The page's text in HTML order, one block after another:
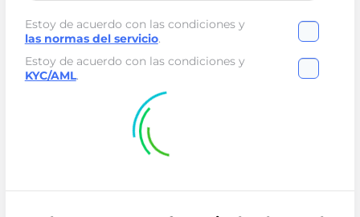
Estoy de acuerdo con las condiciones y
las normas del servicio.
Estoy de acuerdo con las condiciones y
KYC/AML.